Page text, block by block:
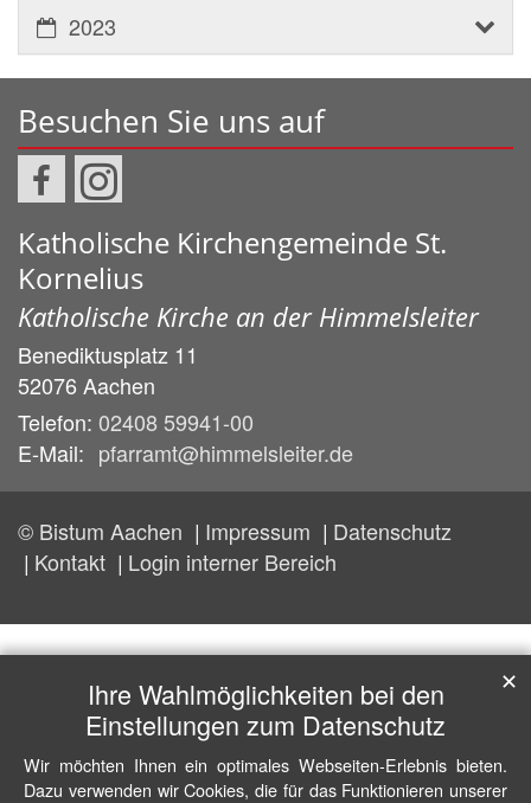
2023
Besuchen Sie uns auf
Katholische Kirchengemeinde St.
Kornelius
Katholische Kirche an der Himmelsleiter
Benediktusplatz 11
52076Aachen
Telefon: 02408 59941-00
E-Mail: pfarramt@himmelsleiter.de
© Bistum Aachen Impressum
Datenschutz
Kontakt
Login interner Bereich
Ihre Wahlmöglichkeiten bei den
Einstellungen zum Datenschutz
Wir möchten Ihnen ein optimales Webseiten-Erlebnis bieten.
Dazu verwenden wir Cookies, die für das Funktionieren unserer
✕